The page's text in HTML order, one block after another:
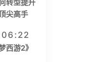
转型提升
尖高手
西游2》